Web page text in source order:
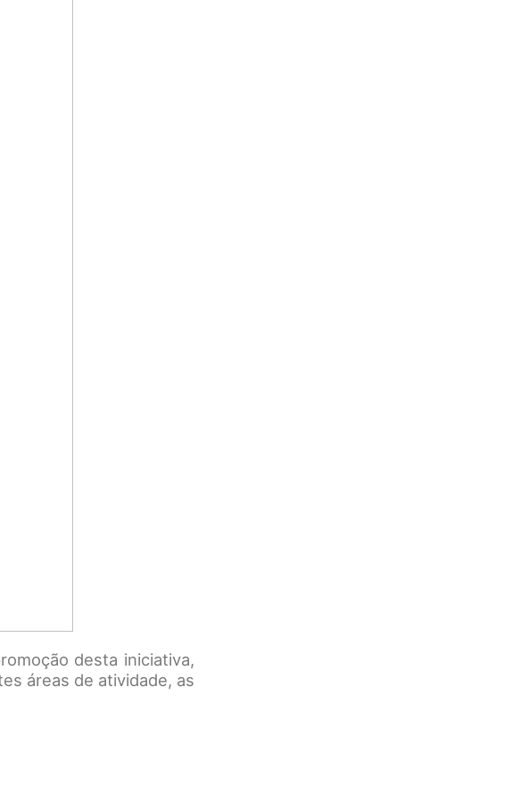
desta iniciativa,
áreas de atividade, as